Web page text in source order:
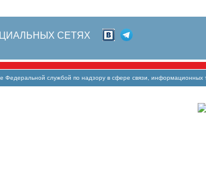
СЕТЯХ
службой по надзору в сфере связи, информационных